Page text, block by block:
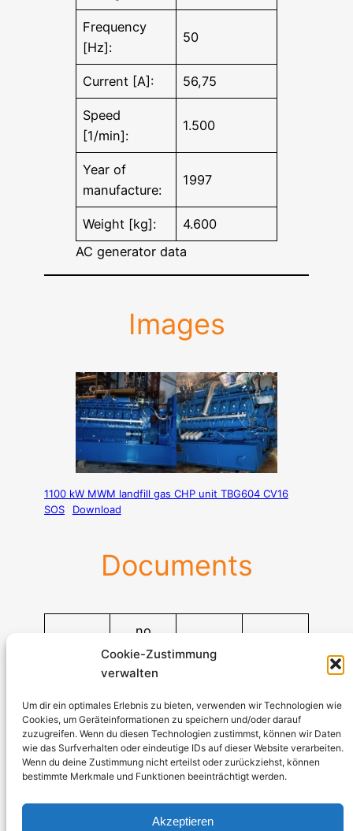
Cookie-Zustimmung
verwalten
Um dir ein optimales Erlebnis zu bieten, verwenden wir Technologien wie
Cookies, um Geräteinformationen zu speichern und/oder darauf
zuzugreifen. Wenn du diesen Technologien zustimmst, können wir Daten
wie das Surfverhalten oder eindeutige IDs auf dieser Website verarbeiten.
Wenn du deine Zustimmung nicht erteilst oder zurückziehst, können
bestimmte Merkmale und Funktionen beeinträchtigt werden.
Akzeptieren
Frequency
[Hz]:
50
Current [A]: 56,75
Speed
[1/min]:
1.500
Year of
manufacture:
1997
Weight [kg]:
4.600
AC generator data
Images
1100 kW MWM landfill gas CHP unit TBG604 CV16
SOS
Download
Documents
no
Kürtener Straße 13, D-51465 Bergisch Gladbach
Managing Director: Andre Kandlin
Sales Representative: Michael Jochmann